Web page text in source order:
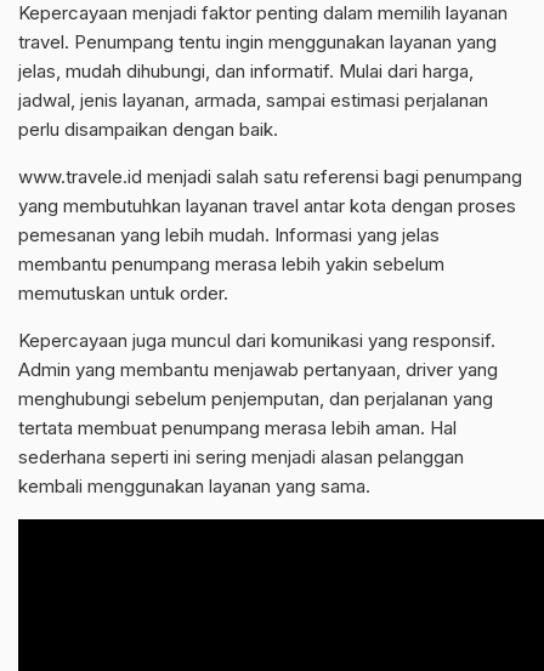
Kepercayaan menjadi faktor penting dalam memilih layanan
travel. Penumpang tentu ingin menggunakan layanan yang
jelas, mudah dihubungi, dan informatif. Mulai dari harga,
jadwal, jenis layanan, armada, sampai estimasi perjalanan
perlu disampaikan dengan baik.
www.travele.id menjadi salah satu referensi bagi penumpang
yang membutuhkan layanan travel antar kota dengan proses
pemesanan yang lebih mudah. Informasi yang jelas
membantu penumpang merasa lebih yakin sebelum
memutuskan untuk order.
Kepercayaan juga muncul dari komunikasi yang responsif.
Admin yang membantu menjawab pertanyaan, driver yang
menghubungi sebelum penjemputan, dan perjalanan yang
tertata membuat penumpang merasa lebih aman. Hal
sederhana seperti ini sering menjadi alasan pelanggan
kembali menggunakan layanan yang sama.